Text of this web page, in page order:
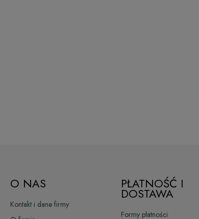
O NAS
Kontakt i dane firmy
PŁATNOŚĆ I
DOSTAWA
Formy płatności